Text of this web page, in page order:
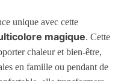
unique avec cette
magique. Cette
chaleur et bien-être,
en famille ou pendant de